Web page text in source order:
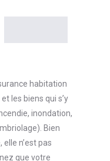
habitation
les biens qui s’y
inondation,
Bien
n’est pas
que votre